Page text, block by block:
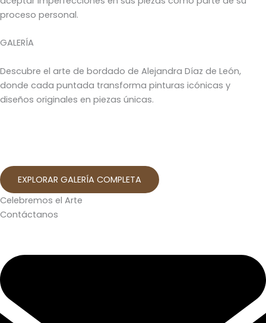
proceso personal.
GALERÍA
Descubre el arte de bordado de Alejandra Díaz de León,
donde cada puntada transforma pinturas icónicas y
diseños originales en piezas únicas.
EXPLORAR GALERÍA COMPLETA
Celebremos el Arte
Contáctanos